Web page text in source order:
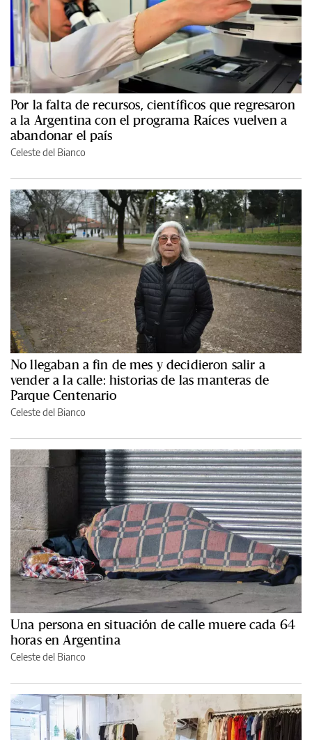
Por la falta de recursos, científicos que regresaron
a la Argentina con el programa Raíces vuelven a
abandonar el país
Celeste del Bianco
No llegaban a fin de mes y decidieron salir a
vender a la calle: historias de las manteras de
Parque Centenario
Celeste del Bianco
Una persona en situación de calle muere cada 64
horas en Argentina
Celeste del Bianco